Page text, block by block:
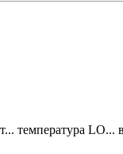
температура